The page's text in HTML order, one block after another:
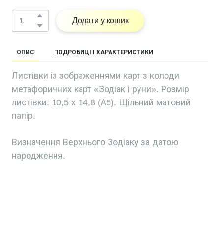
Додати у кошик
ОПИС ПОДРОБИЦІ І ХАРАКТЕРИСТИКИ
Листівки із зображеннями карт з колоди
метафоричних карт «Зодіак і руни». Розмір
листівки: 10,5 х 14,8 (А5). Щільний матовий
папір.
Визначення Верхнього Зодіаку за датою
народження.